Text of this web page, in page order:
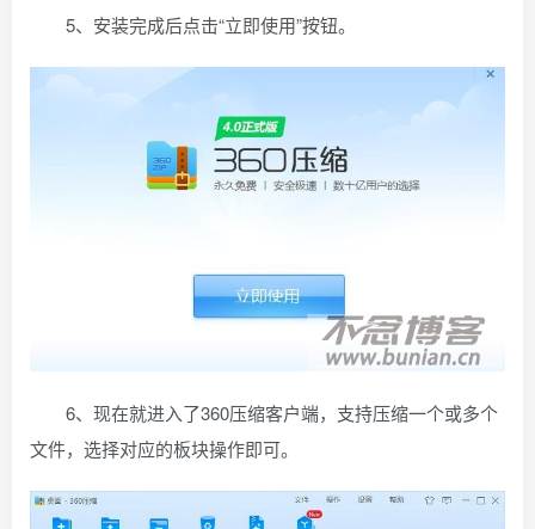
5、安装完成后点击“立即使用”按钮。
6、现在就进入了360压缩客户端，支持压缩一个或多个
文件，选择对应的板块操作即可。